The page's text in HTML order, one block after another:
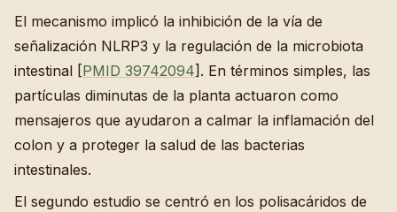
El mecanismo implicó la inhibición de la vía de
señalización NLRP3 y la regulación de la microbiota
intestinal [PMID 39742094]. En términos simples, las
partículas diminutas de la planta actuaron como
mensajeros que ayudaron a calmar la inflamación del
colon y a proteger la salud de las bacterias
intestinales.
El segundo estudio se centró en los polisacáridos de